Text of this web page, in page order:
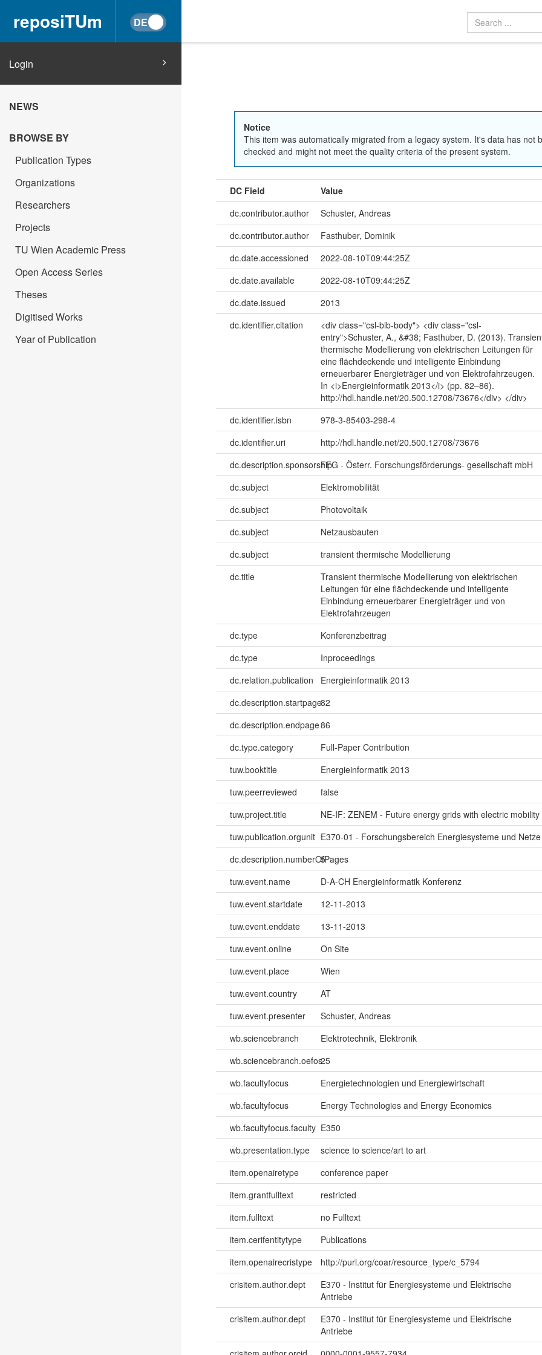
reposiTUm
Login
NEWS
BROWSE BY
Publication Types
Organizations
Researchers
Projects
TU Wien Academic Press
Open Access Series
Theses
Digitised Works
Year of Publication
Notice
This item was automatically migrated from a legacy system. It's data has not
checked and might not meet the quality criteria of the present system.
DC Field Value
dc.contributor.author
Schuster, Andreas
dc.contributor.author
Fasthuber, Dominik
dc.date.accessioned
2022-08-10T09:44:25Z
dc.date.available
2022-08-10T09:44:25Z
dc.date.issued
2013
dc.identifier.citation
<div class="csl-bib-body"> <div class="csl-
entry">Schuster, A., &#38; Fasthuber, D. (2013).
thermische Modellierung von elektrischen Leitungen für
eine flächdeckende und intelligente Einbindung
erneuerbarer Energieträger und von Elektrofahrzeugen.
In <i>Energieinformatik 2013</i> (pp. 82–86).
http://hdl.handle.net/20.500.12708/73676</div> </div>
dc.identifier.isbn 978-3-85403-298-4
dc.identifier.uri
http://hdl.handle.net/20.500.12708/73676
dc.description.sponsorshipFFG - Österr. Forschungsförderungs- gesellschaft mbH
dc.subject
Elektromobilität
dc.subject
Photovoltaik
dc.subject
Netzausbauten
dc.subject
transient thermische Modellierung
dc.title
Transient thermische Modellierung von elektrischen
Leitungen für eine flächdeckende und intelligente
Einbindung erneuerbarer Energieträger und von
Elektrofahrzeugen
dc.type Konferenzbeitrag
dc.type
Inproceedings
dc.relation.publication
Energieinformatik 2013
dc.description.startpage82
dc.description.endpage86
dc.type.category
Full-Paper Contribution
tuw.booktitle
Energieinformatik 2013
tuw.peerreviewed
false
tuw.project.title
NE-IF: ZENEM - Future energy grids with electric mobility
tuw.publication.orgunit E370-01 - Forschungsbereich Energiesysteme und Netze
dc.description.numberOfPages
5
tuw.event.name
D-A-CH Energieinformatik Konferenz
tuw.event.startdate
12-11-2013
tuw.event.enddate
13-11-2013
tuw.event.online
On Site
tuw.event.place
Wien
tuw.event.country
AT
tuw.event.presenter
Schuster, Andreas
wb.sciencebranch
Elektrotechnik, Elektronik
wb.sciencebranch.oefos25
wb.facultyfocus
Energietechnologien und Energiewirtschaft
wb.facultyfocus
Energy Technologies and Energy Economics
wb.facultyfocus.faculty E350
wb.presentation.type
science to science/art to art
item.openairetype
conference paper
item.grantfulltext
restricted
item.fulltext
no Fulltext
item.cerifentitytype
Publications
item.openairecristype
http://purl.org/coar/resource_type/c_5794
crisitem.author.dept
E370 - Institut für Energiesysteme und Elektrische
Antriebe
crisitem.author.dept
E370 - Institut für Energiesysteme und Elektrische
Antriebe